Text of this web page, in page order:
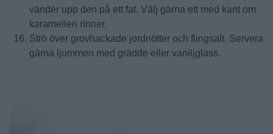
vänder upp den på ett fat. Välj gärna ett med kant om
karamellen rinner.
Strö över grovhackade jordnötter och flingsalt. Servera
gärna ljummen med grädde eller vaniljglass.